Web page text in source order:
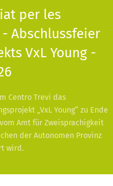
per les
Abschlussfeier
VxL Young -
Centro Trevi das
„VxL Young“ zu Ende
Amt für Zweisprachigkeit
der Autonomen Provinz
wird.